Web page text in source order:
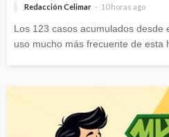
Redacción Celimar 10 horas ago
Los 123 casos acumulados desde
uso mucho más frecuente de esta